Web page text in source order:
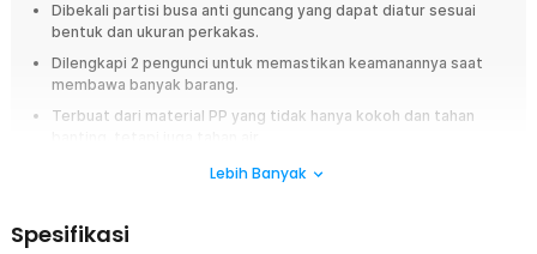
Dibekali partisi busa anti guncang yang dapat diatur sesuai
bentuk dan ukuran perkakas.
Dilengkapi 2 pengunci untuk memastikan keamanannya saat
membawa banyak barang.
Terbuat dari material PP yang tidak hanya kokoh dan tahan
tidak boleh dibawa sembarangan. Untuk menjaganya tetap aman saat
Lebih Banyak
Spesifikasi